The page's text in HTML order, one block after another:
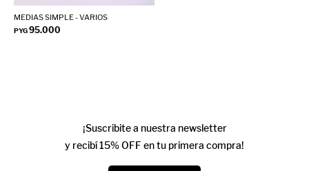
MEDIAS SIMPLE - VARIOS
PYG95.000
¡Suscribite a nuestra newsletter
y recibí 15% OFF en tu primera compra!